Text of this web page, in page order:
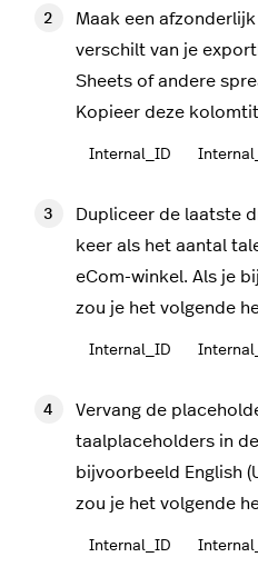
Maak een
verschilt van je
Sheets of andere
Kopieer deze
Internal_ID
Dupliceer de laatste
keer als het aantal
eCom-winkel. Als je
zou je het volgende
Internal_ID
Vervang de
taalplaceholders in de
bijvoorbeeld English
zou je het volgende
Internal_ID